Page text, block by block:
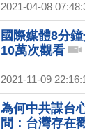
2021-04-08
國際媒體8分
10萬次觀看
2021-11-09
為何中共謀台
問：台灣存在